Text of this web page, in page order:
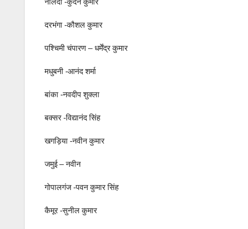
नालंदा -कुंदन कुमार
दरभंगा -कौशल कुमार
पश्चिमी चंपारण – धर्मेंद्र कुमार
मधुबनी -आनंद शर्मा
बांका -नवदीप शुक्ला
बक्सर -विद्यानंद सिंह
खगड़िया -नवीन कुमार
जमुई – नवीन
गोपालगंज -पवन कुमार सिंह
कैमूर -सुनील कुमार